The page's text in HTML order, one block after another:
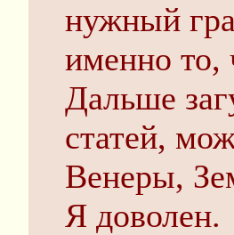
нужный
именно то,
Дальше
статей,
Венеры,
Я доволен.